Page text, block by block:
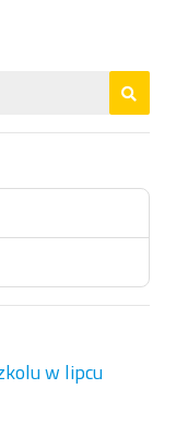
w lipcu